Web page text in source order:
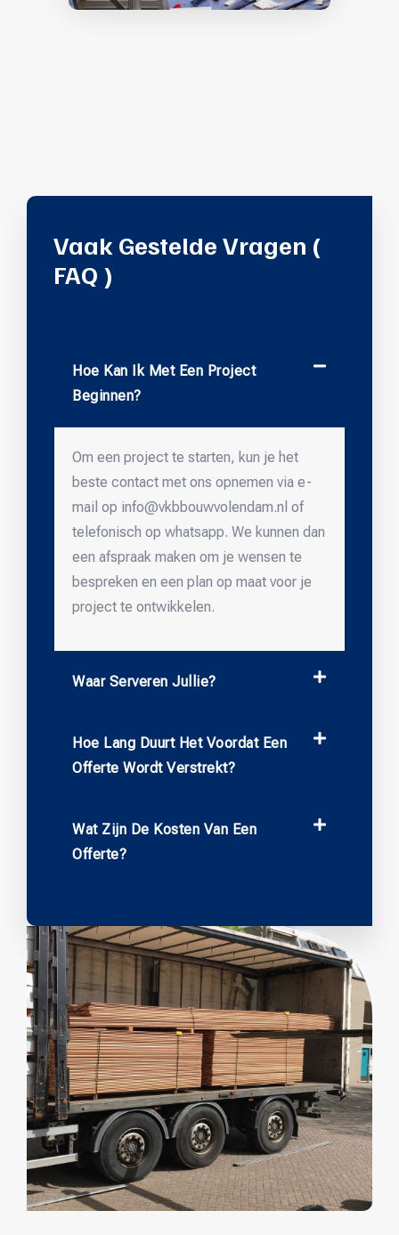
Vaak Gestelde Vragen (
FAQ )
Hoe Kan Ik Met Een Project
Beginnen?
Om een project te starten, kun je het
beste contact met ons opnemen via e-
mail op info@vkbbouwvolendam.nl of
telefonisch op whatsapp. We kunnen dan
een afspraak maken om je wensen te
bespreken en een plan op maat voor je
project te ontwikkelen.
Waar Serveren Jullie?
Hoe Lang Duurt Het Voordat Een
Offerte Wordt Verstrekt?
Wat Zijn De Kosten Van Een
Offerte?